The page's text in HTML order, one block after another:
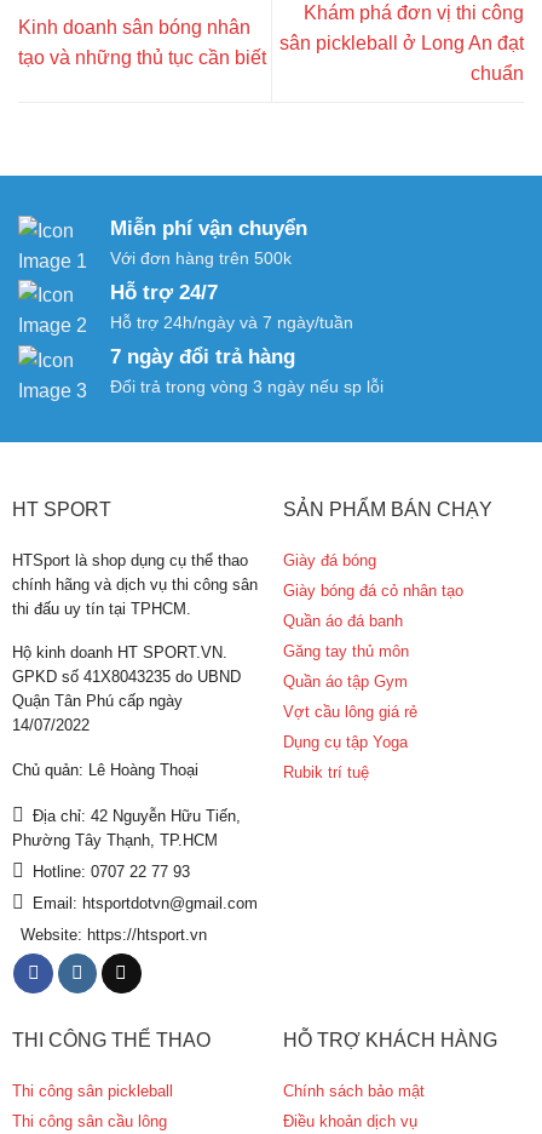
Kinh doanh sân bóng nhân
tạo và những thủ tục cần biết
Khám phá đơn vị thi công
sân pickleball ở Long An đạt
chuẩn
Miễn phí vận chuyển
Với đơn hàng trên 500k
Hỗ trợ 24/7
Hỗ trợ 24h/ngày và 7 ngày/tuần
7 ngày đổi trả hàng
Đổi trả trong vòng 3 ngày nếu sp lỗi
HT SPORT
HTSport là shop dụng cụ thể thao
chính hãng và dịch vụ thi công sân
thi đấu uy tín tại TPHCM.
Hộ kinh doanh HT SPORT.VN.
GPKD số 41X8043235 do UBND
Quận Tân Phú cấp ngày
14/07/2022
Chủ quản: Lê Hoàng Thoại
Địa chỉ: 42 Nguyễn Hữu Tiến,
Phường Tây Thạnh, TP.HCM
Hotline: 0707 22 77 93
Email: htsportdotvn@gmail.com
Website: https://htsport.vn
SẢN PHẨM BÁN CHẠY
Giày đá bóng
Giày bóng đá cỏ nhân tạo
Quần áo đá banh
Găng tay thủ môn
Quần áo tập Gym
Vợt cầu lông giá rẻ
Dụng cụ tập Yoga
Rubik trí tuệ
THI CÔNG THỂ THAO
Thi công sân pickleball
Thi công sân cầu lông
HỖ TRỢ KHÁCH HÀNG
Chính sách bảo mật
Điều khoản dịch vụ